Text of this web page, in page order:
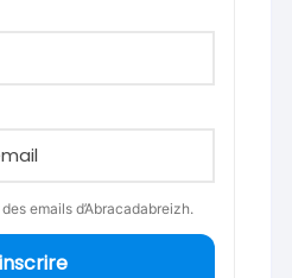
emails d’Abracadabreizh.